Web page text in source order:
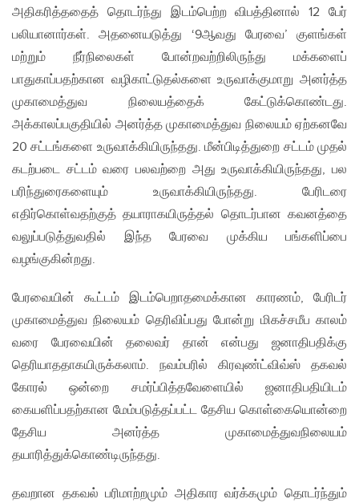
அதிகரித்ததைத் தொடர்ந்து இடம்பெற்ற விபத்தினால் 12 பேர்
பலியானார்கள். அதனையடுத்து ‘9ஆவது பேரவை’ குளங்கள்
மற்றும் நீர்நிலைகள் போன்றவற்றிலிருந்து மக்களைப்
பாதுகாப்பதற்கான வழிகாட்டுதல்களை உருவாக்குமாறு அனர்த்த
முகாமைத்துவ நிலையத்தைக் கேட்டுக்கொண்டது.
அக்காலப்பகுதியில் அனர்த்த முகாமைத்துவ நிலையம் ஏற்கனவே
20 சட்டங்களை உருவாக்கியிருந்தது. மீன்பிடித்துறை சட்டம் முதல்
கடற்படை சட்டம் வரை பலவற்றை அது உருவாக்கியிருந்தது, பல
பரிந்துரைகளையும் உருவாக்கியிருந்தது. பேரிடரை
எதிர்கொள்வதற்குத் தயாராகயிருத்தல் தொடர்பான கவனத்தை
வலுப்படுத்துவதில் இந்த பேரவை முக்கிய பங்களிப்பை
வழங்குகின்றது.
பேரவையின் கூட்டம் இடம்பெறாதமைக்கான காரணம், பேரிடர்
முகாமைத்துவ நிலையம் தெரிவிப்பது போன்று மிகச்சமீப காலம்
வரை பேரவையின் தலைவர் தான் என்பது ஜனாதிபதிக்கு
தெரியாததாகயிருக்கலாம். நவம்பரில் கிரவுண்ட்விவ்ஸ் தகவல்
கோரல் ஒன்றை சமர்ப்பித்தவேளையில் ஜனாதிபதியிடம்
கையளிப்பதற்கான மேம்படுத்தப்பட்ட தேசிய கொள்கையொன்றை
தேசிய அனர்த்த முகாமைத்துவநிலையம்
தயாரித்துக்கொண்டிருந்தது.
தவறான தகவல் பரிமாற்றமும் அதிகார வர்க்கமும் தொடர்ந்தும்